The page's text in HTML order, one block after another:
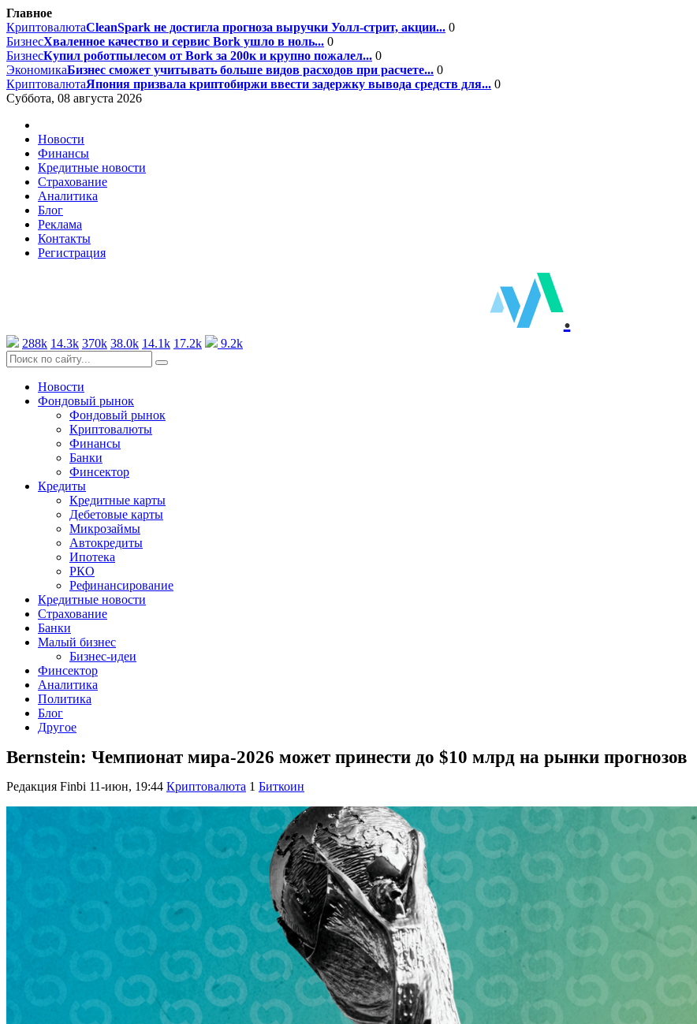
Главное
КриптовалютаCleanSpark не достигла прогноза выручки Уолл-стрит, акции... 0
БизнесХваленное качество и сервис Bork ушло в ноль... 0
БизнесКупил роботпылесом от Bork за 200к и крупно пожалел... 0
ЭкономикаБизнес сможет учитывать больше видов расходов при расчете... 0
КриптовалютаЯпония призвала криптобиржи ввести задержку вывода средств для... 0
Суббота, 08 августа 2026
Новости
Финансы
Кредитные новости
Страхование
Аналитика
Блог
Реклама
Контакты
Регистрация
.
288k 14.3k 370k 38.0k 14.1k 17.2k 9.2k
Новости
Фондовый рынок
Фондовый рынок
Криптовалюты
Финансы
Банки
Финсектор
Кредиты
Кредитные карты
Дебетовые карты
Микрозаймы
Автокредиты
Ипотека
РКО
Рефинансирование
Кредитные новости
Страхование
Банки
Малый бизнес
Бизнес-идеи
Финсектор
Аналитика
Политика
Блог
Другое
Bernstein: Чемпионат мира-2026 может принести до $10 млрд на рынки прогнозов
Редакция Finbi 11-июн, 19:44 Криптовалюта 1 Биткоин